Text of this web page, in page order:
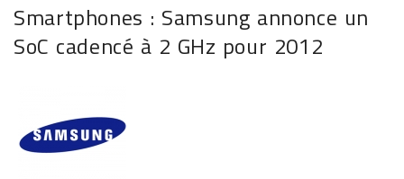
Smartphones : Samsung annonce un
SoC cadencé à 2 GHz pour 2012